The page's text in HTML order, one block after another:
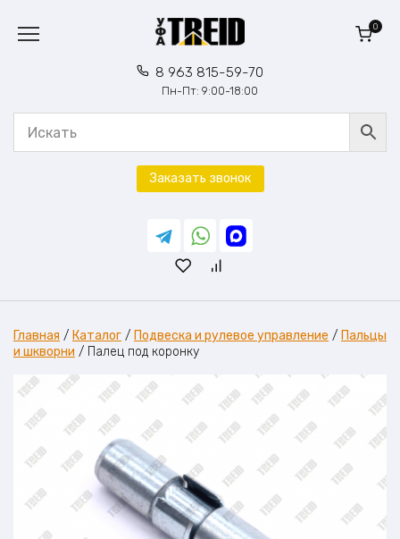
содержанию
8 963 815-59-70
Пн-Пт: 9:00-18:00
0
Заказать звонок
Главная / Каталог / Подвеска и рулевое управление / Пальцы
и шкворни / Палец под коронку